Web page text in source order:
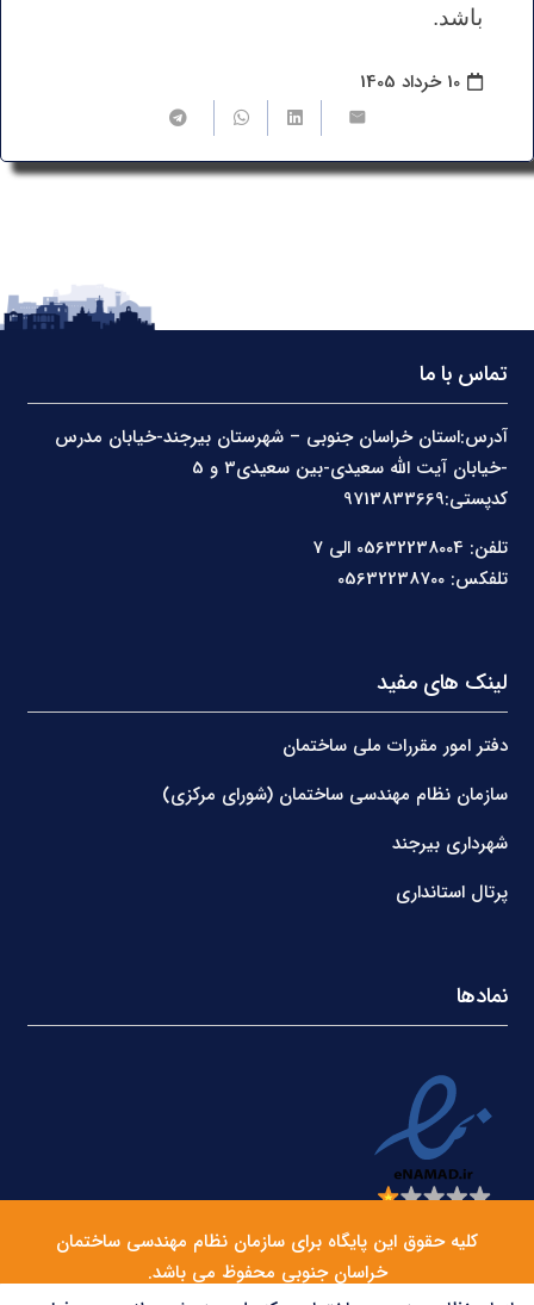
باشد.
10 خرداد 1405
تماس با ما
آدرس:استان خراسان جنوبی – شهرستان بیرجند-خیابان مدرس
کدپستی:9713833669
تلفن: 05632238004 الی 7
تلفکس: 05632238700
لینک های مفید
دفتر امور مقررات ملی ساختمان
سازمان نظام مهندسی ساختمان (شورای مرکزی)
شهرداری بیرجند
پرتال استانداری
نمادها
کلیه حقوق این پایگاه برای سازمان نظام مهندسی ساختمان
خراسان جنوبی محفوظ می باشد.